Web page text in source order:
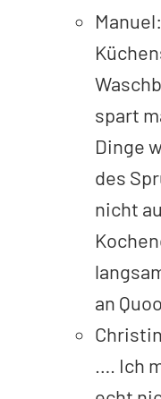
spart
Dinge
des
nicht
an
…. Ich